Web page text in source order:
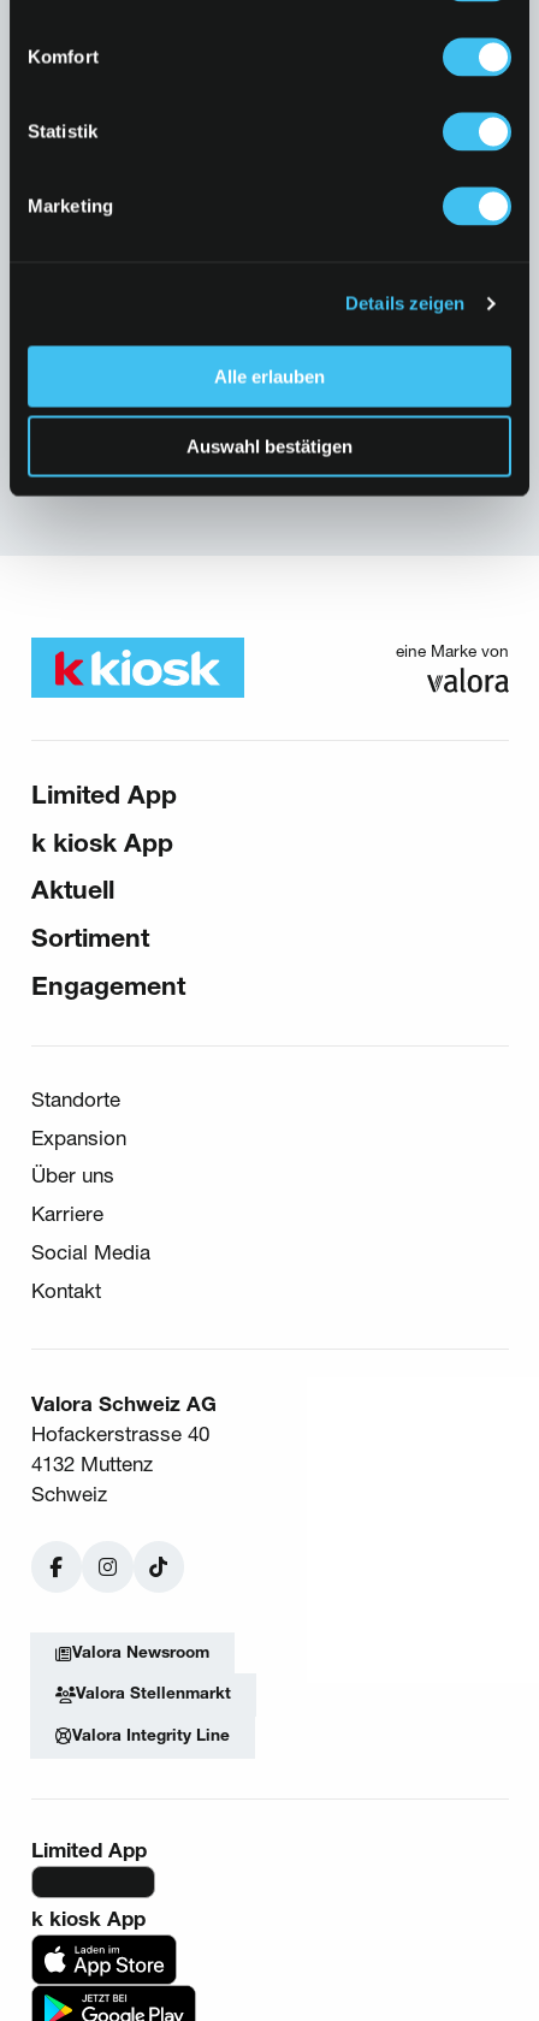
Komfort
Statistik
Marketing
Details zeigen
Alle erlauben
Auswahl bestätigen
Entdecke unsere Services
eine Marke von
Valora Schweiz AG
Hofackerstrasse 40
4132 Muttenz
Schweiz
FacebookInstagram
TikTok
Valora Newsroom
Valora Stellenmarkt
Valora Integrity Line
Sitemap
Limited App
k kiosk App
Aktuell
Sortiment
Engagement
Sekundär-Navigation
Standorte
Expansion
Über uns
Karriere
Social Media
Kontakt
Limited App
k kiosk App